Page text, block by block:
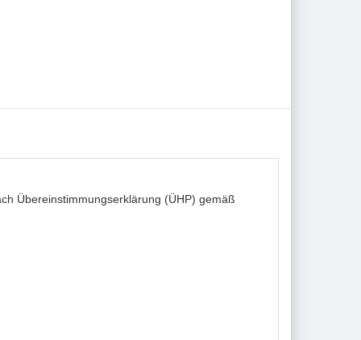
Übereinstimmungserklärung (ÜHP) gemäß